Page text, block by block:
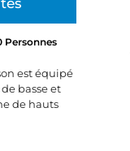
Personnes
est équipé
basse et
de hauts